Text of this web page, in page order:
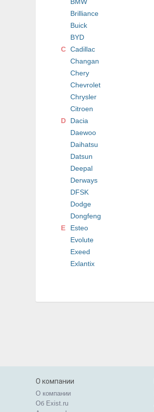
Brilliance
Buick
BYD
C Cadillac
Changan
Chery
Chevrolet
Chrysler
Citroen
D
Dacia
Daewoo
Daihatsu
Datsun
Deepal
Derways
DFSK
Dodge
Dongfeng
E
Esteo
Evolute
Exeed
Exlantix
О компании
О компании
Об Exist.ru